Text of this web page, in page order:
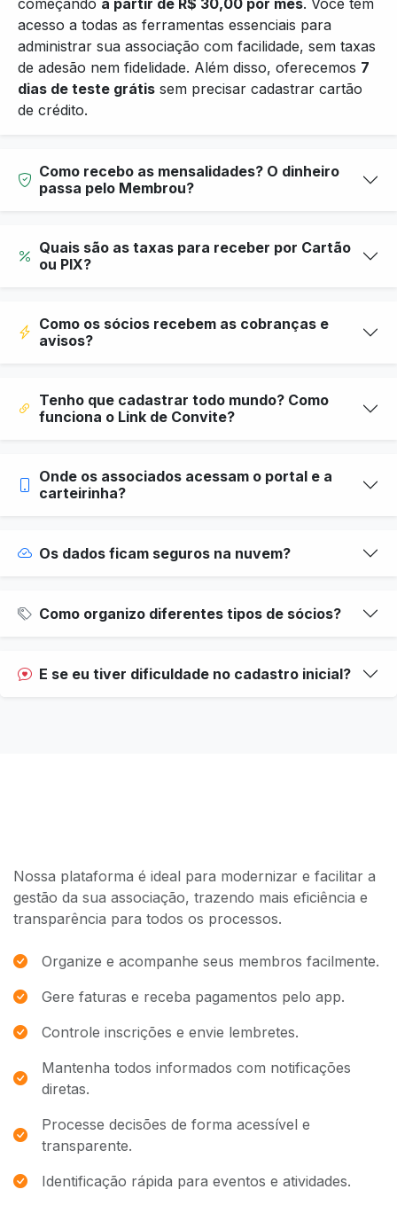
começando a partir de R$ 30,00 por mês. Você tem
acesso a todas as ferramentas essenciais para
administrar sua associação com facilidade, sem taxas
de adesão nem fidelidade. Além disso, oferecemos 7
dias de teste grátis sem precisar cadastrar cartão
de crédito.
Como recebo as mensalidades? O dinheiro
passa pelo Membrou?
Quais são as taxas para receber por Cartão
ou PIX?
Como os sócios recebem as cobranças e
avisos?
Tenho que cadastrar todo mundo? Como
funciona o Link de Convite?
Onde os associados acessam o portal e a
carteirinha?
Os dados ficam seguros na nuvem?
Como organizo diferentes tipos de sócios?
E se eu tiver dificuldade no cadastro inicial?
Nossa plataforma é ideal para modernizar e facilitar a
gestão da sua associação, trazendo mais eficiência e
transparência para todos os processos.
Organize e acompanhe seus membros facilmente.
Gere faturas e receba pagamentos pelo app.
Controle inscrições e envie lembretes.
Mantenha todos informados com notificações
diretas.
Processe decisões de forma acessível e
transparente.
Identificação rápida para eventos e atividades.